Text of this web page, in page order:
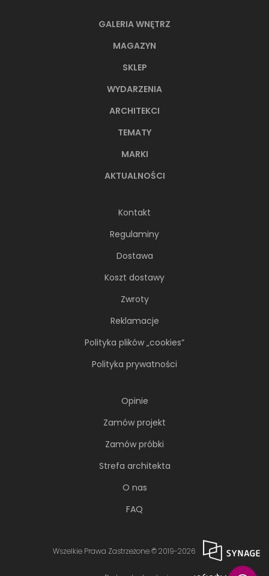
GALERIA WNĘTRZ
MAGAZYN
SKLEP
WYDARZENIA
ARCHITEKCI
TEMATY
MARKI
AKTUALNOŚCI
Kontakt
Regulaminy
Dostawa
Koszt dostawy
Zwroty
Reklamacje
Polityka plików „cookies”
Polityka prywatności
Opinie
Zamów projekt
Zamów próbki
Strefa architekta
O nas
FAQ
Wszelkie Prawa Zastrzeżone © 2019-2026